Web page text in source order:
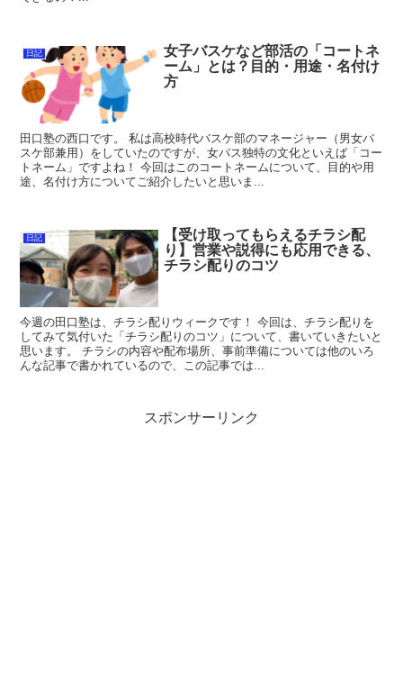
日記
女子バスケなど部活の「コートネ
ーム」とは？目的・用途・名付け
方
田口塾の西口です。 私は高校時代バスケ部のマネージャー（男女バ
スケ部兼用）をしていたのですが、女バス独特の文化といえば「コー
トネーム」ですよね！ 今回はこのコートネームについて、目的や用
途、名付け方についてご紹介したいと思いま...
日記
【受け取ってもらえるチラシ配
り】営業や説得にも応用できる、
チラシ配りのコツ
今週の田口塾は、チラシ配りウィークです！ 今回は、チラシ配りを
してみて気付いた「チラシ配りのコツ」について、書いていきたいと
思います。 チラシの内容や配布場所、事前準備については他のいろ
んな記事で書かれているので、この記事では...
スポンサーリンク